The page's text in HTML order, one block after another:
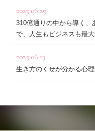
2025.06.29
310億通りの中から導く、
で、人生もビジネスも最
2025.06.13
生き方のくせが分かる心